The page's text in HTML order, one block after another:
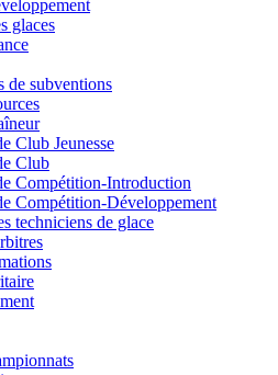
glaces
de subventions
Club Jeunesse
Club
Compétition-Introduction
Compétition-Développement
techniciens de glace